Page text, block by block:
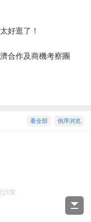
好逛了！
合作及商機考察團
倒序浏览
看全部
沙发